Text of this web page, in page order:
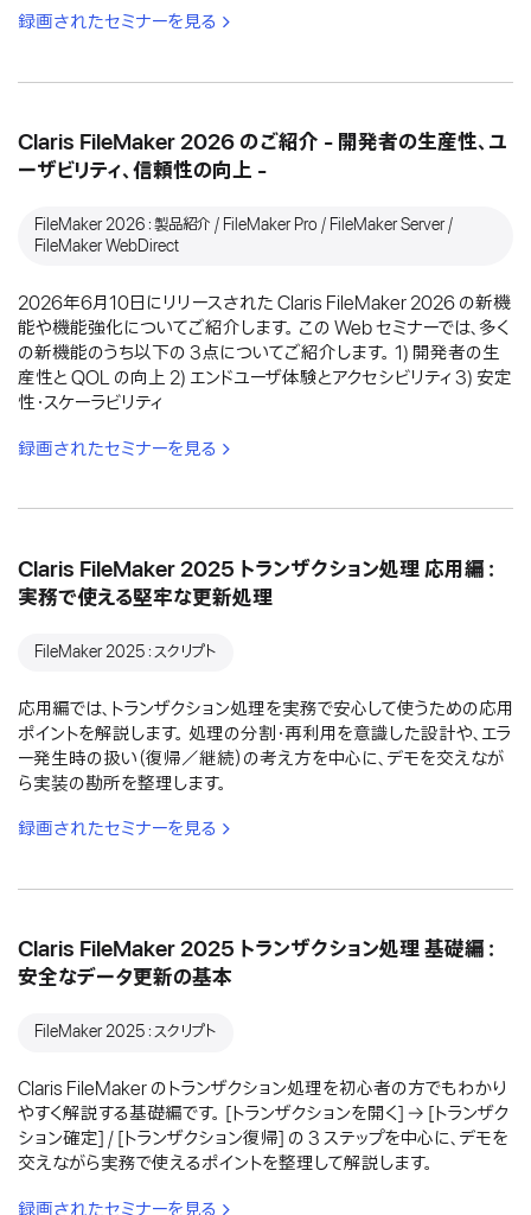
録画されたセミナーを見る
Claris FileMaker 2026 のご紹介 - 開発者の生産性、ユ
ーザビリティ、信頼性の向上 -
FileMaker 2026：製品紹介 / FileMaker Pro / FileMaker Server /
FileMaker WebDirect
2026年6月10日にリリースされた Claris FileMaker 2026 の新機
能や機能強化についてご紹介します。 この Web セミナーでは、多く
の新機能のうち以下の 3点についてご紹介します。 1) 開発者の生
産性と QOL の向上 2) エンドユーザ体験とアクセシビリティ 3) 安定
性・スケーラビリティ
録画されたセミナーを見る
Claris FileMaker 2025 トランザクション処理 応用編：
実務で使える堅牢な更新処理
FileMaker 2025：スクリプト
応用編では、トランザクション処理を実務で安心して使うための応用
ポイントを解説します。 処理の分割・再利用を意識した設計や、エラ
ー発生時の扱い（復帰／継続）の考え方を中心に、デモを交えなが
ら実装の勘所を整理します。
録画されたセミナーを見る
Claris FileMaker 2025 トランザクション処理 基礎編：
安全なデータ更新の基本
FileMaker 2025：スクリプト
Claris FileMaker のトランザクション処理を初心者の方でもわかり
やすく解説する基礎編です。 [トランザクションを開く] → [トランザク
ション確定] / [トランザクション復帰] の 3 ステップを中心に、デモを
交えながら実務で使えるポイントを整理して解説します。
録画されたセミナーを見る